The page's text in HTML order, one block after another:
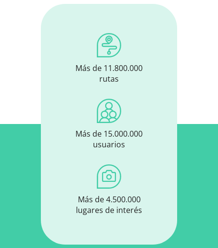
Más de 11.800.000
rutas
Más de 15.000.000
usuarios
Más de 4.500.000
lugares de interés